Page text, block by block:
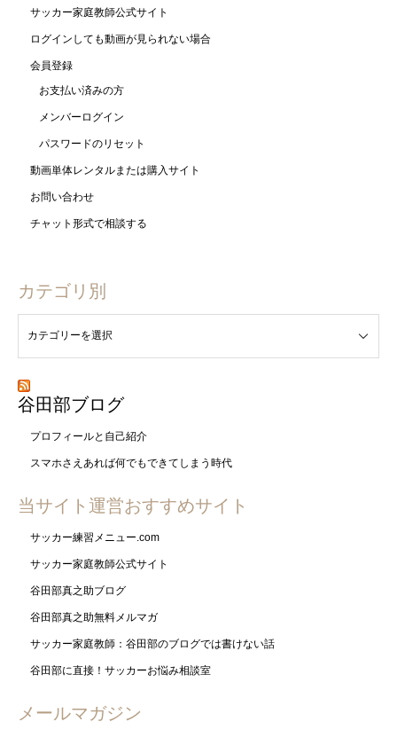
サッカー家庭教師公式サイト
ログインしても動画が見られない場合
会員登録
お支払い済みの方
メンバーログイン
パスワードのリセット
動画単体レンタルまたは購入サイト
お問い合わせ
チャット形式で相談する
カテゴリ別
谷田部ブログ
プロフィールと自己紹介
スマホさえあれば何でもできてしまう時代
当サイト運営おすすめサイト
サッカー練習メニュー.com
サッカー家庭教師公式サイト
谷田部真之助ブログ
谷田部真之助無料メルマガ
サッカー家庭教師：谷田部のブログでは書けない話
谷田部に直接！サッカーお悩み相談室
メールマガジン